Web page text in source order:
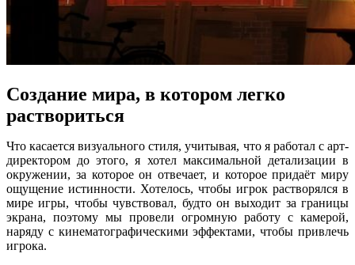
Создание мира, в котором легко
раствориться
Что касается визуального стиля, учитывая, что я работал с арт-
директором до этого, я хотел максимальной детализации в
окружении, за которое он отвечает, и которое придаёт миру
ощущение истинности. Хотелось, чтобы игрок растворялся в
мире игры, чтобы чувствовал, будто он выходит за границы
экрана, поэтому мы провели огромную работу с камерой,
наряду с кинематографическими эффектами, чтобы привлечь
игрока.